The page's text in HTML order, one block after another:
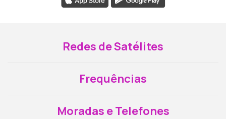
Redes de Satélites
Frequências
Moradas e Telefones